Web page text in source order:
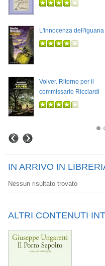
L'innocenza dell'iguana
Volver. Ritorno per il
commissario Ricciardi
IN ARRIVO IN
Nessun risultato trovato
ALTRI CONTENUTI